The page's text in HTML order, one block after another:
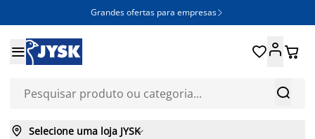
Grandes ofertas para empresas 


 
 Selecione uma loja JYSK